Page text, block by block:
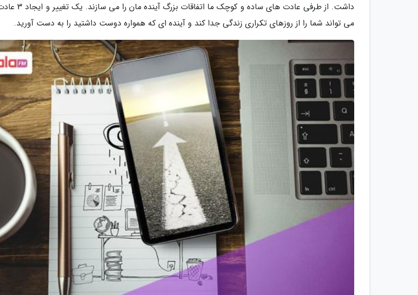
داشت. از طرفی عادت های
می تواند شما را از روزهای تکراری زندگی جدا کند و آینده ای که همواره دوست داشتید را به دست آورید.